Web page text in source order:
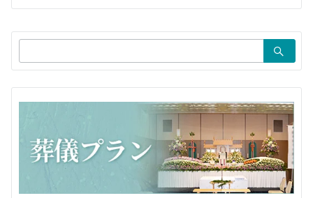
シ
ョ
ン
索：